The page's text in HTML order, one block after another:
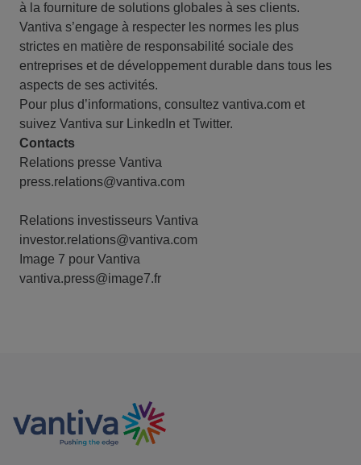
à la fourniture de solutions globales à ses clients.
Vantiva s’engage à respecter les normes les plus
strictes en matière de responsabilité sociale des
entreprises et de développement durable dans tous les
aspects de ses activités.
Pour plus d’informations, consultez vantiva.com et
suivez Vantiva sur
LinkedIn et Twitter.
Contacts
Relations presse Vantiva
press.relations@vantiva.com
Relations investisseurs Vantiva
investor.relations@vantiva.com
Image 7 pour Vantiva
vantiva.press@image7.fr